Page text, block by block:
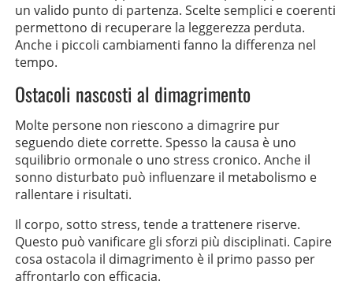
un valido punto di partenza. Scelte semplici e coerenti
permettono di recuperare la leggerezza perduta.
Anche i piccoli cambiamenti fanno la differenza nel
tempo.
Ostacoli nascosti al dimagrimento
Molte persone non riescono a dimagrire pur
seguendo diete corrette. Spesso la causa è uno
squilibrio ormonale o uno stress cronico. Anche il
sonno disturbato può influenzare il metabolismo e
rallentare i risultati.
Il corpo, sotto stress, tende a trattenere riserve.
Questo può vanificare gli sforzi più disciplinati. Capire
cosa ostacola il dimagrimento è il primo passo per
affrontarlo con efficacia.